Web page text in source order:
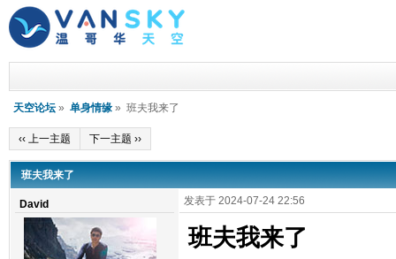
天空论坛 » 单身情缘 » 班夫我来了
‹‹ 上一主题 下一主题 ››
班夫我来了
David 发表于 2024-07-24 22:56
班夫我来了